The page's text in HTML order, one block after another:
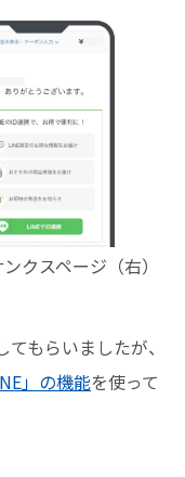
クスページ（右）
もらいましたが、
」の機能を使って